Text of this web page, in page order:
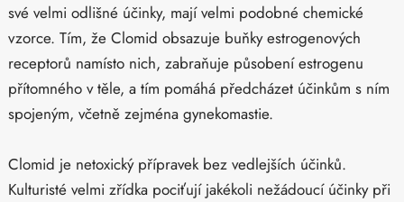
své velmi odlišné účinky, mají velmi podobné chemické
vzorce. Tím, že Clomid obsazuje buňky estrogenových
receptorů namísto nich, zabraňuje působení estrogenu
přítomného v těle, a tím pomáhá předcházet účinkům s ním
spojeným, včetně zejména gynekomastie.
Clomid je netoxický přípravek bez vedlejších účinků.
Kulturisté velmi zřídka pociťují jakékoli nežádoucí účinky při